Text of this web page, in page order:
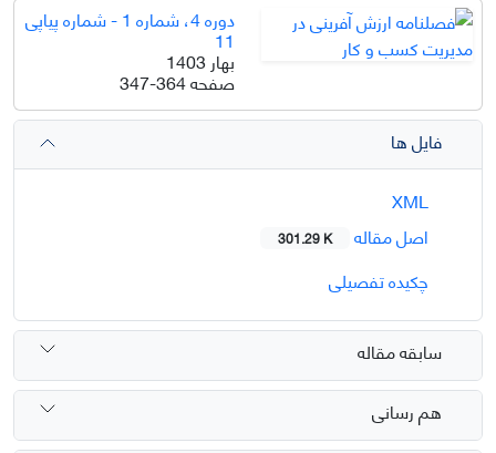
دوره 4، شماره 1 - شماره پیاپی
11
بهار 1403
صفحه347-364
فایل ها
اصل مقاله
301.29 K
چکیده تفصیلی
سابقه مقاله
هم رسانی